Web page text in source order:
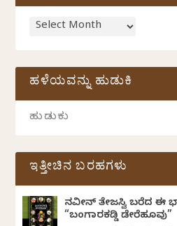
ಹಳೆಯವನ್ನು ಹುಡುಕಿ
ಇತ್ತೀಚಿನ ಬರಹಗಳು
ನವೀನ್‌ ತೇಜಸ್ವಿ ಬರೆದ ಈ
“ಬಂಗಾರಕಡ್ಡಿ ಡೇರೆಹೂವು”